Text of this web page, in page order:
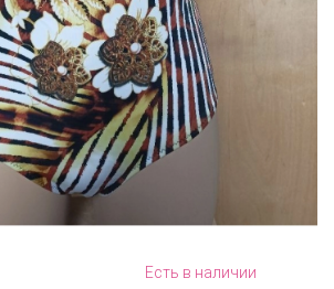
Есть в наличии